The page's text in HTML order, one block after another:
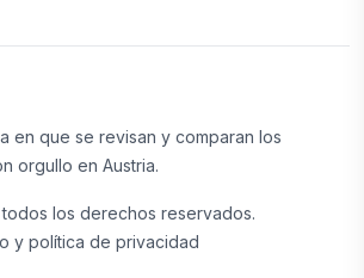
en que se revisan y comparan los
orgullo en Austria.
los derechos reservados.
y política de privacidad